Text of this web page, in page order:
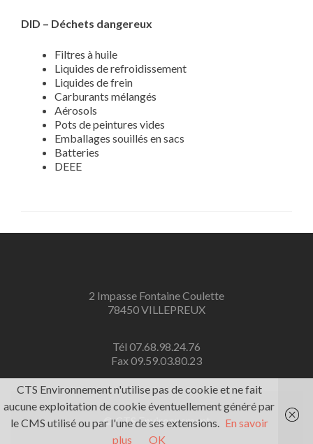
DID – Déchets dangereux
Filtres à huile
Liquides de refroidissement
Liquides de frein
Carburants mélangés
Aérosols
Pots de peintures vides
Emballages souillés en sacs
Batteries
DEEE
2 Impasse Fontaine Coulette
78450 VILLEPREUX
Tél 07.68.98.24.76
Fax 09.59.03.80.23
© CTS Environnement
CTS Environnement n'utilise pas de cookie et ne fait
aucune exploitation de cookie éventuellement généré par
le CMS utilisé ou par l'une de ses extensions. En savoir
plus
OK